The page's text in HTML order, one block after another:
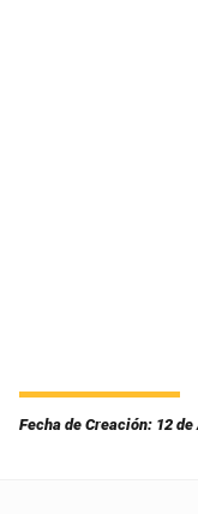
Fecha de Creación: 12